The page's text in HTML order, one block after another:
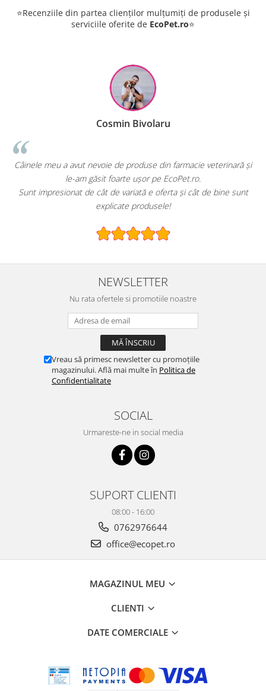
⭐Recenziile din partea clienților mulțumiți de produsele și
serviciile oferite de EcoPet.ro⭐
Cosmin Bivolaru
a avut nevoie de produse din farmacie veterinară și
le-am găsit foarte ușor pe EcoPet.ro.
de cât de variată e oferta și cât de bine sunt
explicate produsele!
EcoPet.ro
E greu să
NEWSLETTER
Nu rata ofertele si promotiile noastre
Vreau să primesc newsletter cu promoțiile
magazinului. Află mai multe în Politica de
Confidentialitate
SOCIAL
Urmareste-ne in social media
SUPORT CLIENTI
08:00 - 16:00
0762976644
office@ecopet.ro
MAGAZINUL MEU
CLIENTI
DATE COMERCIALE